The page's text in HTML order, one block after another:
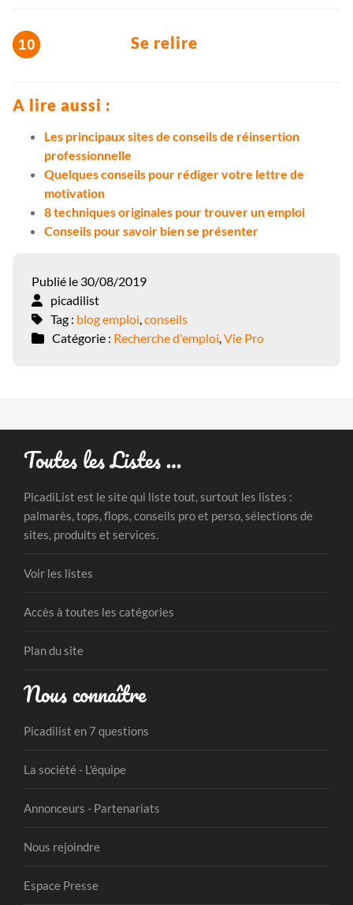
Se relire
A lire aussi :
Les principaux sites de conseils de réinsertion
professionnelle
Quelques conseils pour rédiger votre lettre de
motivation
8 techniques originales pour trouver un emploi
Conseils pour savoir bien se présenter
Publié le 30/08/2019
picadilist
Tag : blog emploi,conseils
Catégorie : Recherche d'emploi,Vie Pro
Toutes les Listes …
PicadiList est le site qui liste tout, surtout les listes :
palmarès, tops, flops, conseils pro et perso, sélections de
sites, produits et services.
Voir les listes
Accès à toutes les catégories
Plan du site
Nous connaître
Picadilist en 7 questions
La société - L'équipe
Annonceurs - Partenariats
Nous rejoindre
Espace Presse